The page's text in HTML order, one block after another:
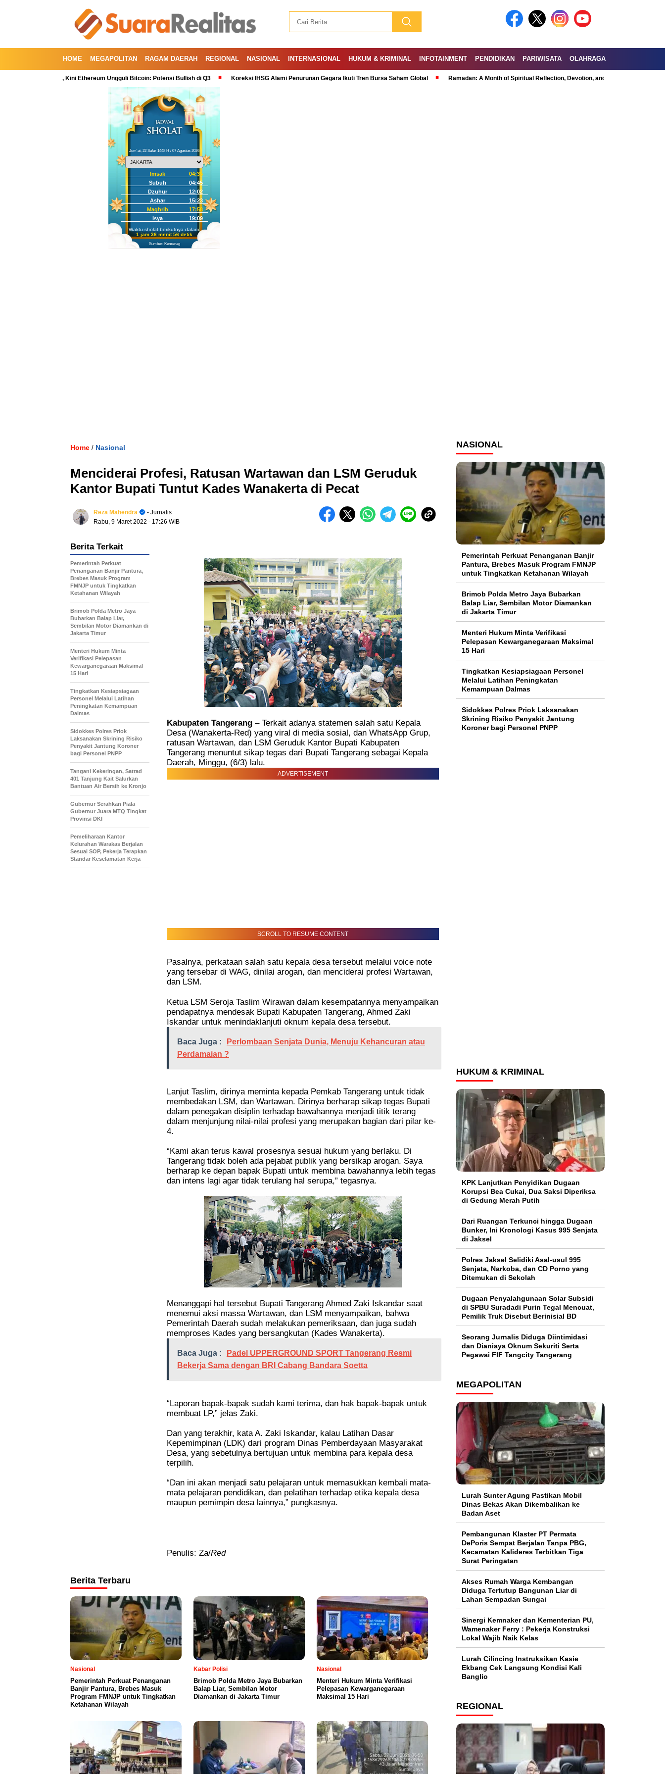
HOME MEGAPOLITAN RAGAM DAERAH REGIONAL NASIONAL INTERNASIONAL HUKUM & KRIMINAL INFOTAINMENT PENDIDIKAN PARIWISATA OLAHRAGA
Kedua, Kini Ethereum Ungguli Bitcoin: Potensi Bullish di Q3 Koreksi IHSG Alami Penurunan Gegara Ikuti Tren Bursa Saham Global Ramadan: A Month of Spiritual Reflection, Devotion, and Charity
Jum'at, 22 Safar 1448 H / 07 Agustus 2026
Imsak
04:35
Subuh
04:45
Dzuhur
12:02
Ashar
15:23
Maghrib
17:58
Isya
19:09
Waktu sholat berikutnya dalam:
1 jam 36 menit 54 detik
Sumber: Kemenag
Home / Nasional
Menciderai Profesi, Ratusan Wartawan dan LSM Geruduk
Kantor Bupati Tuntut Kades Wanakerta di Pecat
Reza Mahendra
- Jurnalis
Rabu, 9 Maret 2022 - 17:26 WIB
Kabupaten Tangerang – Terkait adanya statemen salah satu Kepala
Desa (Wanakerta-Red) yang viral di media sosial, dan WhatsApp Grup,
ratusan Wartawan, dan LSM Geruduk Kantor Bupati Kabupaten
Tangerang menuntut sikap tegas dari Bupati Tangerang sebagai Kepala
Daerah, Minggu, (6/3) lalu.
ADVERTISEMENT
SCROLL TO RESUME CONTENT
Pasalnya, perkataan salah satu kepala desa tersebut melalui voice note
yang tersebar di WAG, dinilai arogan, dan menciderai profesi Wartawan,
dan LSM.
Ketua LSM Seroja Taslim Wirawan dalam kesempatannya menyampaikan
pendapatnya mendesak Bupati Kabupaten Tangerang, Ahmed Zaki
Iskandar untuk menindaklanjuti oknum kepala desa tersebut.
Baca Juga :
Perlombaan Senjata Dunia, Menuju Kehancuran atau
Perdamaian ?
Lanjut Taslim, dirinya meminta kepada Pemkab Tangerang untuk tidak
membedakan LSM, dan Wartawan. Dirinya berharap sikap tegas Bupati
dalam penegakan disiplin terhadap bawahannya menjadi titik terang
dalam menjunjung nilai-nilai profesi yang merupakan bagian dari pilar ke-
4.
“Kami akan terus kawal prosesnya sesuai hukum yang berlaku. Di
Tangerang tidak boleh ada pejabat publik yang bersikap arogan. Saya
berharap ke depan bapak Bupati untuk membina bawahannya lebih tegas
dan intens lagi agar tidak terulang hal serupa,” tegasnya.
Menanggapi hal tersebut Bupati Tangerang Ahmed Zaki Iskandar saat
menemui aksi massa Wartawan, dan LSM menyampaikan, bahwa
Pemerintah Daerah sudah melakukan pemeriksaan, dan juga sudah
memproses Kades yang bersangkutan (Kades Wanakerta).
Baca Juga :
Padel UPPERGROUND SPORT Tangerang Resmi
Bekerja Sama dengan BRI Cabang Bandara Soetta
“Laporan bapak-bapak sudah kami terima, dan hak bapak-bapak untuk
membuat LP,” jelas Zaki.
Dan yang terakhir, kata A. Zaki Iskandar, kalau Latihan Dasar
Kepemimpinan (LDK) dari program Dinas Pemberdayaan Masyarakat
Desa, yang sebetulnya bertujuan untuk membina para kepala desa
terpilih.
“Dan ini akan menjadi satu pelajaran untuk memasukkan kembali mata-
mata pelajaran pendidikan, dan pelatihan terhadap etika kepala desa
maupun pemimpin desa lainnya,” pungkasnya.
Penulis: Za/Red
Berita Terkait
Pemerintah Perkuat
Penanganan Banjir Pantura,
Brebes Masuk Program
FMNJP untuk Tingkatkan
Ketahanan Wilayah
Brimob Polda Metro Jaya
Bubarkan Balap Liar,
Sembilan Motor Diamankan di
Jakarta Timur
Menteri Hukum Minta
Verifikasi Pelepasan
Kewarganegaraan Maksimal
15 Hari
Tingkatkan Kesiapsiagaan
Personel Melalui Latihan
Peningkatan Kemampuan
Dalmas
Sidokkes Polres Priok
Laksanakan Skrining Risiko
Penyakit Jantung Koroner
bagi Personel PNPP
Tangani Kekeringan, Satrad
401 Tanjung Kait Salurkan
Bantuan Air Bersih ke Kronjo
Gubernur Serahkan Piala
Gubernur Juara MTQ Tingkat
Provinsi DKI
Pemeliharaan Kantor
Kelurahan Warakas Berjalan
Sesuai SOP, Pekerja Terapkan
Standar Keselamatan Kerja
Berita Terbaru
Nasional
Pemerintah Perkuat Penanganan
Banjir Pantura, Brebes Masuk
Program FMNJP untuk Tingkatkan
Ketahanan Wilayah
Kabar Polisi
Brimob Polda Metro Jaya Bubarkan
Balap Liar, Sembilan Motor
Diamankan di Jakarta Timur
Nasional
Menteri Hukum Minta Verifikasi
Pelepasan Kewarganegaraan
Maksimal 15 Hari
NASIONAL
Pemerintah Perkuat Penanganan Banjir
Pantura, Brebes Masuk Program FMNJP
untuk Tingkatkan Ketahanan Wilayah
Brimob Polda Metro Jaya Bubarkan
Balap Liar, Sembilan Motor Diamankan
di Jakarta Timur
Menteri Hukum Minta Verifikasi
Pelepasan Kewarganegaraan Maksimal
15 Hari
Tingkatkan Kesiapsiagaan Personel
Melalui Latihan Peningkatan
Kemampuan Dalmas
Sidokkes Polres Priok Laksanakan
Skrining Risiko Penyakit Jantung
Koroner bagi Personel PNPP
HUKUM & KRIMINAL
KPK Lanjutkan Penyidikan Dugaan
Korupsi Bea Cukai, Dua Saksi Diperiksa
di Gedung Merah Putih
Dari Ruangan Terkunci hingga Dugaan
Bunker, Ini Kronologi Kasus 995 Senjata
di Jaksel
Polres Jaksel Selidiki Asal-usul 995
Senjata, Narkoba, dan CD Porno yang
Ditemukan di Sekolah
‎Dugaan Penyalahgunaan Solar Subsidi
di SPBU Suradadi Purin Tegal Mencuat,
Pemilik Truk Disebut Berinisial BD
Seorang Jurnalis Diduga Diintimidasi
dan Dianiaya Oknum Sekuriti Serta
Pegawai FIF Tangcity Tangerang
MEGAPOLITAN
Lurah Sunter Agung Pastikan Mobil
Dinas Bekas Akan Dikembalikan ke
Badan Aset
Pembangunan Klaster PT Permata
DePoris Sempat Berjalan Tanpa PBG,
Kecamatan Kalideres Terbitkan Tiga
Surat Peringatan
Akses Rumah Warga Kembangan
Diduga Tertutup Bangunan Liar di
Lahan Sempadan Sungai
Sinergi Kemnaker dan Kementerian PU,
Wamenaker Ferry : Pekerja Konstruksi
Lokal Wajib Naik Kelas
Lurah Cilincing Instruksikan Kasie
Ekbang Cek Langsung Kondisi Kali
Banglio
REGIONAL